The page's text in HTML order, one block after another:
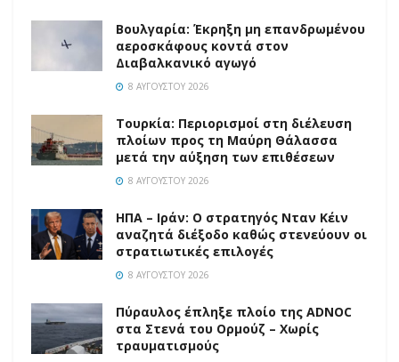
Βουλγαρία: Έκρηξη μη επανδρωμένου
αεροσκάφους κοντά στον
Διαβαλκανικό αγωγό
8 ΑΥΓΟΎΣΤΟΥ 2026
Τουρκία: Περιορισμοί στη διέλευση
πλοίων προς τη Μαύρη Θάλασσα
μετά την αύξηση των επιθέσεων
8 ΑΥΓΟΎΣΤΟΥ 2026
ΗΠΑ – Ιράν: Ο στρατηγός Νταν Κέιν
αναζητά διέξοδο καθώς στενεύουν οι
στρατιωτικές επιλογές
8 ΑΥΓΟΎΣΤΟΥ 2026
Πύραυλος έπληξε πλοίο της ADNOC
στα Στενά του Ορμούζ – Χωρίς
τραυματισμούς